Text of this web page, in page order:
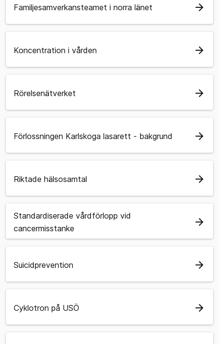
Familjesamverkansteamet i norra länet arrow_forward
Koncentration i vården arrow_forward
Rörelsenätverket arrow_forward
Förlossningen Karlskoga lasarett - bakgrund arrow_forward
Riktade hälsosamtal arrow_forward
Standardiserade vårdförlopp vid
cancermisstanke
arrow_forward
Suicidprevention arrow_forward
Cyklotron på USÖ arrow_forward